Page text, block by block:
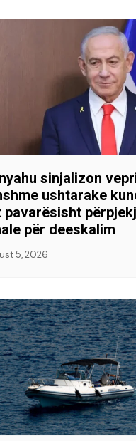
sinjalizon
ushtarake
pavarësisht
për deeskalim
5, 2026